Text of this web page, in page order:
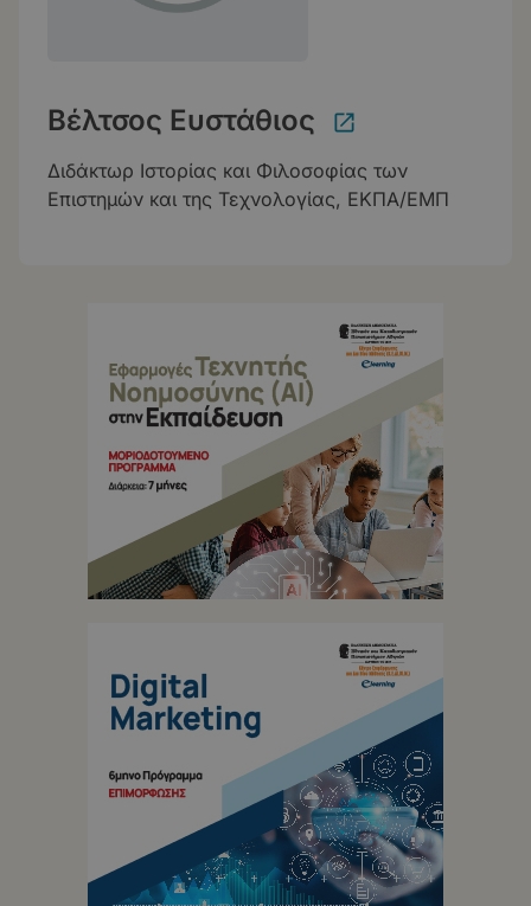
Βέλτσος Ευστάθιος
Διδάκτωρ Ιστορίας και Φιλοσοφίας των
Επιστημών και της Τεχνολογίας, ΕΚΠΑ/ΕΜΠ